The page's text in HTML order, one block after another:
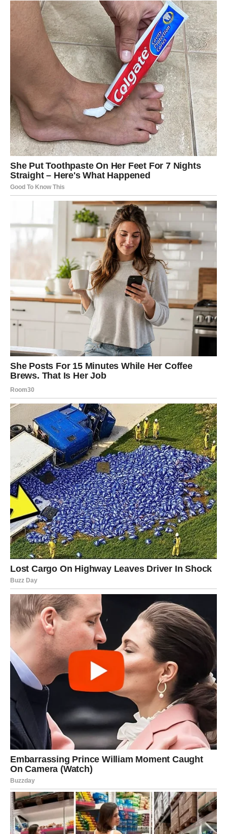
ZVIJEZDE VAM ŠALJU PORUKU KOJA
MIJENJA POGLED NA BUDUĆNOST
Ribe su apsolutni favoriti ovog dnevnog horoskopa.
Zvijezde simbolično ukazuju da vam ponedjeljak donosi
znak, vijest ili susret koji će vam vratiti vjeru u ono što
dolazi. Moguće je da ćete dobiti odgovor koji dugo čekate
ili priliku koja će vam pokazati da se sav trud koji ste
ulagali konačno počinje isplaćivati.
Najvažnije što ćete osjetiti jeste unutrašnji mir i sigurnost
da ste na pravom putu. Upravo taj osjećaj biće najveći
pokretač za sve što vas očekuje u narednim danima.
Poruka zvijezda
Prihvatite ono što vam život donosi – ponekad upravo
jedna poruka stigne u trenutku kada nam je najpotrebnija.
Ponedjeljak, 29. juna, simbolično donosi važne poruke,
korisne razgovore i prilike koje mogu obilježiti početak
nove sedmice. Nekima slijedi poslovni napredak, nekima
emotivna radost, a pojedini će konačno dobiti odgovor
Zvijezde poručuju da pravi trenutak često dolazi onda
kada ga najmanje očekujemo. Upravo ovaj ponedjeljak
mnogima bi mogao pokazati da jedna vijest ili jedan
razgovor mogu promijeniti mnogo više nego što se na
prvi pogled čini.